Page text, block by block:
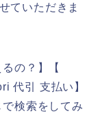
ていただきま
の？】【
代引 支払い】
検索をしてみ